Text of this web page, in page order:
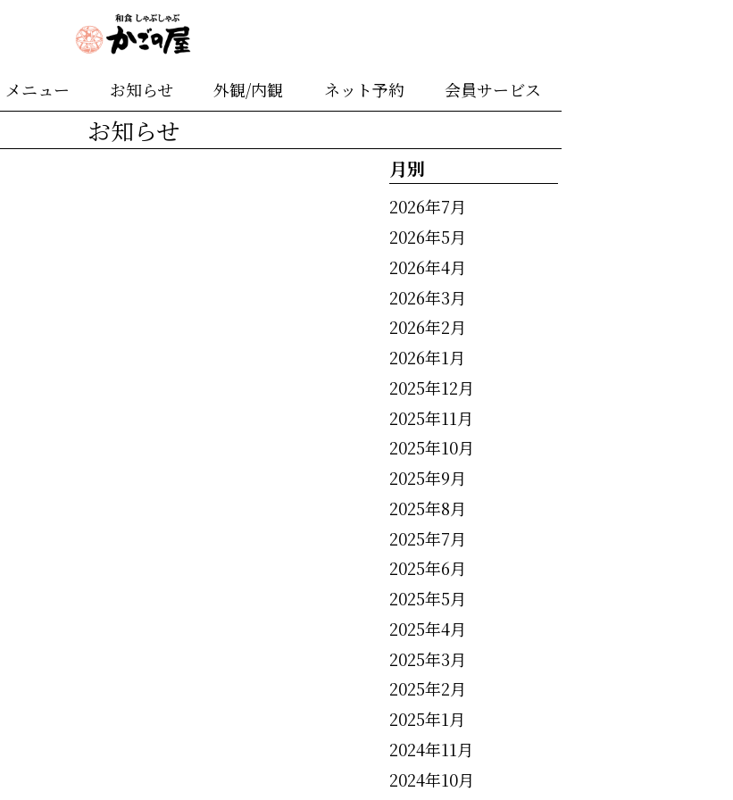
メニュー お知らせ 外観/内観 ネット予約 会員サービス
お知らせ
月別
2026年7月
2026年5月
2026年4月
2026年3月
2026年2月
2026年1月
2025年12月
2025年11月
2025年10月
2025年9月
2025年8月
2025年7月
2025年6月
2025年5月
2025年4月
2025年3月
2025年2月
2025年1月
2024年11月
2024年10月